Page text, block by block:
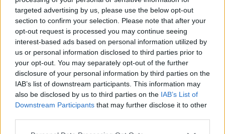
targeted advertising by us, please use the below opt-out
section to confirm your selection. Please note that after your
opt-out request is processed you may continue seeing
interest-based ads based on personal information utilized by
us or personal information disclosed to third parties prior to
your opt-out. You may separately opt-out of the further
disclosure of your personal information by third parties on the
IAB’s list of downstream participants. This information may
also be disclosed by us to third parties on the IAB’s List of
Downstream Participants that may further disclose it to other
la que cuenta la cepa sudafricana y
brasileña. Asimismo, las tres variantes del
momento ya compartían otros cambios, el
N501Y y el 69/70+N501Y+D614G, este último
dominante en todo el mundo desde hace
meses.
En este sentido,algunos investigadores han
afirmado que las mutaciones a las que
recurre el virus, además de ser siempre las
mismas, no son muy variadas. “Esta
convergencia evolutiva nos muestra que las
soluciones posibles para mejorar al virus no son